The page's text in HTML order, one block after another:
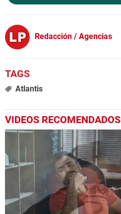
Redacción / Agencias
Atlantis
VIDEOS RECOMENDADOS